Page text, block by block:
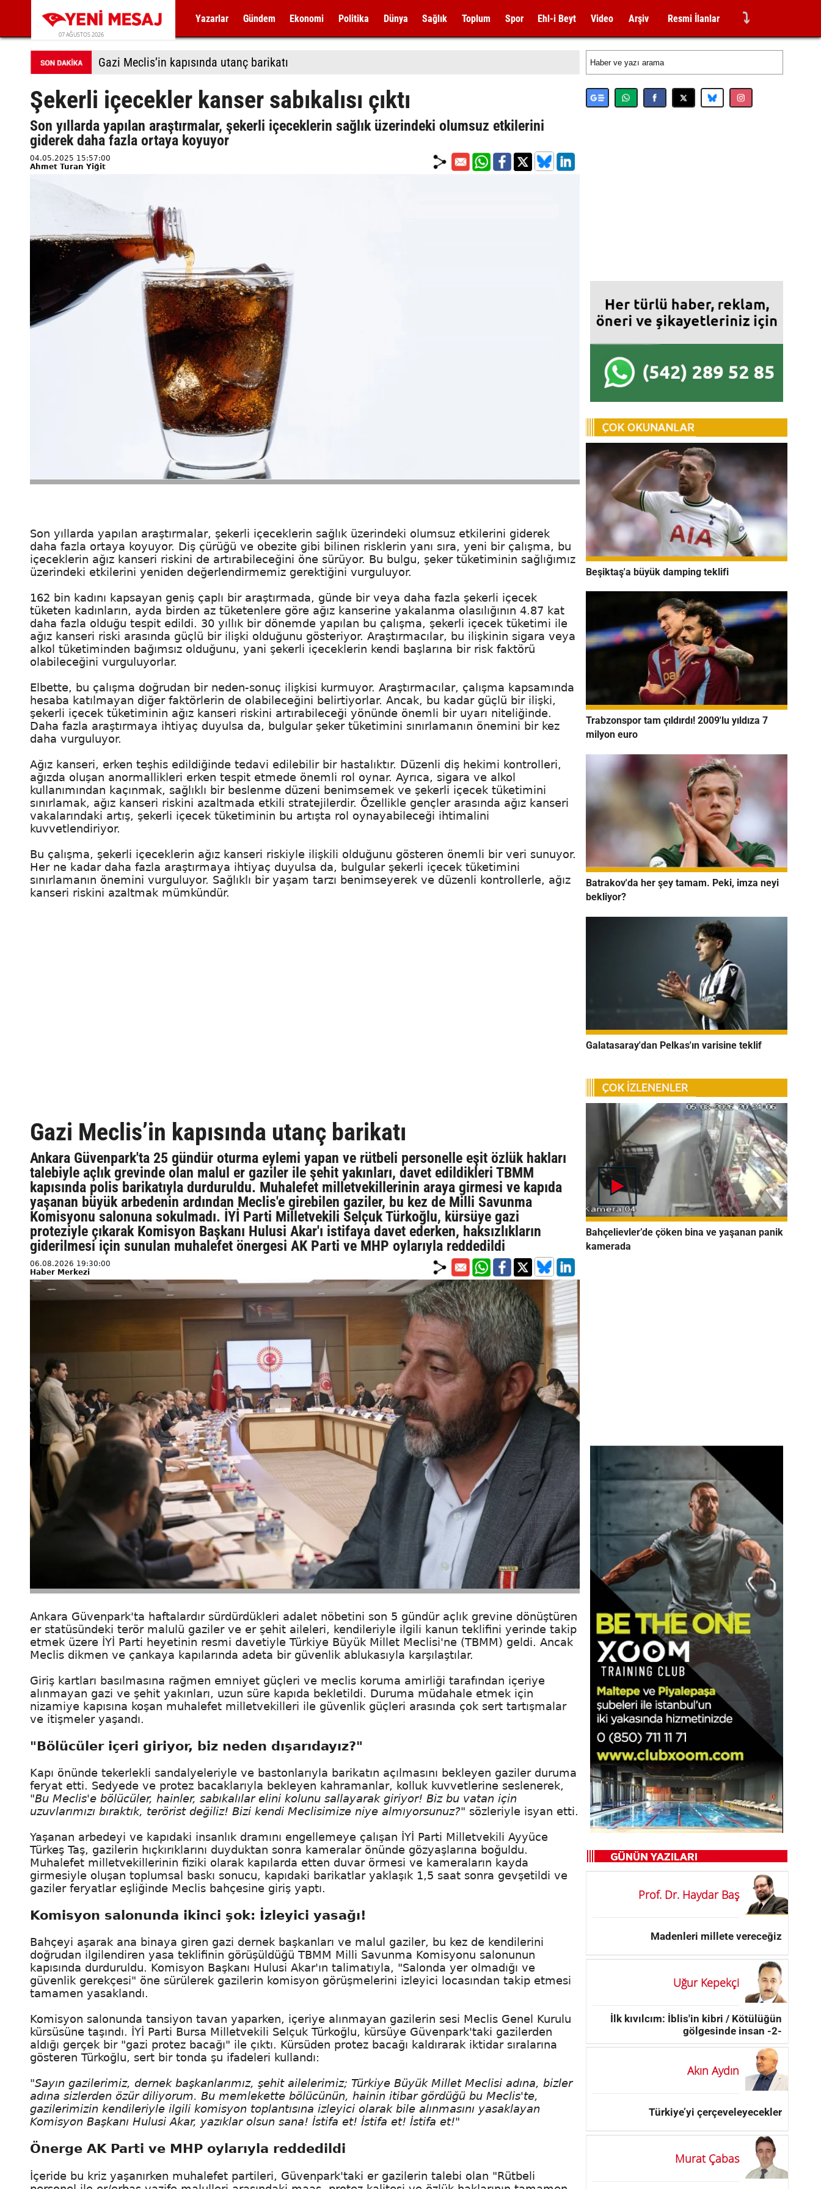
07 AĞUSTOS 2026
Yazarlar Gündem Ekonomi Politika Dünya Sağlık Toplum Spor Ehl-i Beyt Video Arşiv Resmi İlanlar ⤵
Gazi Meclis’in kapısında utanç barikatı
Şekerli içecekler kanser sabıkalısı çıktı
Son yıllarda yapılan araştırmalar, şekerli içeceklerin sağlık üzerindeki olumsuz etkilerini
giderek daha fazla ortaya koyuyor
04.05.2025 15:57:00
Ahmet Turan Yiğit
Son yıllarda yapılan araştırmalar, şekerli içeceklerin sağlık üzerindeki olumsuz etkilerini giderek
daha fazla ortaya koyuyor. Diş çürüğü ve obezite gibi bilinen risklerin yanı sıra, yeni bir çalışma, bu
içeceklerin ağız kanseri riskini de artırabileceğini öne sürüyor. Bu bulgu, şeker tüketiminin sağlığımız
üzerindeki etkilerini yeniden değerlendirmemiz gerektiğini vurguluyor.
162 bin kadını kapsayan geniş çaplı bir araştırmada, günde bir veya daha fazla şekerli içecek
tüketen kadınların, ayda birden az tüketenlere göre ağız kanserine yakalanma olasılığının 4.87 kat
daha fazla olduğu tespit edildi. 30 yıllık bir dönemde yapılan bu çalışma, şekerli içecek tüketimi ile
ağız kanseri riski arasında güçlü bir ilişki olduğunu gösteriyor. Araştırmacılar, bu ilişkinin sigara veya
alkol tüketiminden bağımsız olduğunu, yani şekerli içeceklerin kendi başlarına bir risk faktörü
olabileceğini vurguluyorlar.
Elbette, bu çalışma doğrudan bir neden-sonuç ilişkisi kurmuyor. Araştırmacılar, çalışma kapsamında
hesaba katılmayan diğer faktörlerin de olabileceğini belirtiyorlar. Ancak, bu kadar güçlü bir ilişki,
şekerli içecek tüketiminin ağız kanseri riskini artırabileceği yönünde önemli bir uyarı niteliğinde.
Daha fazla araştırmaya ihtiyaç duyulsa da, bulgular şeker tüketimini sınırlamanın önemini bir kez
daha vurguluyor.
Ağız kanseri, erken teşhis edildiğinde tedavi edilebilir bir hastalıktır. Düzenli diş hekimi kontrolleri,
ağızda oluşan anormallikleri erken tespit etmede önemli rol oynar. Ayrıca, sigara ve alkol
kullanımından kaçınmak, sağlıklı bir beslenme düzeni benimsemek ve şekerli içecek tüketimini
sınırlamak, ağız kanseri riskini azaltmada etkili stratejilerdir. Özellikle gençler arasında ağız kanseri
vakalarındaki artış, şekerli içecek tüketiminin bu artışta rol oynayabileceği ihtimalini
kuvvetlendiriyor.
Bu çalışma, şekerli içeceklerin ağız kanseri riskiyle ilişkili olduğunu gösteren önemli bir veri sunuyor.
Her ne kadar daha fazla araştırmaya ihtiyaç duyulsa da, bulgular şekerli içecek tüketimini
sınırlamanın önemini vurguluyor. Sağlıklı bir yaşam tarzı benimseyerek ve düzenli kontrollerle, ağız
kanseri riskini azaltmak mümkündür.
Gazi Meclis’in kapısında utanç barikatı
Ankara Güvenpark'ta 25 gündür oturma eylemi yapan ve rütbeli personelle eşit özlük hakları
talebiyle açlık grevinde olan malul er gaziler ile şehit yakınları, davet edildikleri TBMM
kapısında polis barikatıyla durduruldu. Muhalefet milletvekillerinin araya girmesi ve kapıda
yaşanan büyük arbedenin ardından Meclis'e girebilen gaziler, bu kez de Milli Savunma
Komisyonu salonuna sokulmadı. İYİ Parti Milletvekili Selçuk Türkoğlu, kürsüye gazi
proteziyle çıkarak Komisyon Başkanı Hulusi Akar'ı istifaya davet ederken, haksızlıkların
giderilmesi için sunulan muhalefet önergesi AK Parti ve MHP oylarıyla reddedildi
06.08.2026 19:30:00
Haber Merkezi
Ankara Güvenpark'ta haftalardır sürdürdükleri adalet nöbetini son 5 gündür açlık grevine dönüştüren
er statüsündeki terör malulü gaziler ve er şehit aileleri, kendileriyle ilgili kanun teklifini yerinde takip
etmek üzere İYİ Parti heyetinin resmi davetiyle Türkiye Büyük Millet Meclisi'ne (TBMM) geldi. Ancak
Meclis dikmen ve çankaya kapılarında adeta bir güvenlik ablukasıyla karşılaştılar.
Giriş kartları basılmasına rağmen emniyet güçleri ve meclis koruma amirliği tarafından içeriye
alınmayan gazi ve şehit yakınları, uzun süre kapıda bekletildi. Duruma müdahale etmek için
nizamiye kapısına koşan muhalefet milletvekilleri ile güvenlik güçleri arasında çok sert tartışmalar
ve itişmeler yaşandı.
"Bölücüler içeri giriyor, biz neden dışarıdayız?"
Kapı önünde tekerlekli sandalyeleriyle ve bastonlarıyla barikatın açılmasını bekleyen gaziler duruma
feryat etti. Sedyede ve protez bacaklarıyla bekleyen kahramanlar, kolluk kuvvetlerine seslenerek,
"Bu Meclis'e bölücüler, hainler, sabıkalılar elini kolunu sallayarak giriyor! Biz bu vatan için
uzuvlarımızı bıraktık, terörist değiliz! Bizi kendi Meclisimize niye almıyorsunuz?" sözleriyle isyan etti.
Yaşanan arbedeyi ve kapıdaki insanlık dramını engellemeye çalışan İYİ Parti Milletvekili Ayyüce
Türkeş Taş, gazilerin hıçkırıklarını duyduktan sonra kameralar önünde gözyaşlarına boğuldu.
Muhalefet milletvekillerinin fiziki olarak kapılarda etten duvar örmesi ve kameraların kayda
girmesiyle oluşan toplumsal baskı sonucu, kapıdaki barikatlar yaklaşık 1,5 saat sonra gevşetildi ve
gaziler feryatlar eşliğinde Meclis bahçesine giriş yaptı.
Komisyon salonunda ikinci şok: İzleyici yasağı!
Bahçeyi aşarak ana binaya giren gazi dernek başkanları ve malul gaziler, bu kez de kendilerini
doğrudan ilgilendiren yasa teklifinin görüşüldüğü TBMM Milli Savunma Komisyonu salonunun
kapısında durduruldu. Komisyon Başkanı Hulusi Akar'ın talimatıyla, "Salonda yer olmadığı ve
güvenlik gerekçesi" öne sürülerek gazilerin komisyon görüşmelerini izleyici locasından takip etmesi
tamamen yasaklandı.
Komisyon salonunda tansiyon tavan yaparken, içeriye alınmayan gazilerin sesi Meclis Genel Kurulu
kürsüsüne taşındı. İYİ Parti Bursa Milletvekili Selçuk Türkoğlu, kürsüye Güvenpark'taki gazilerden
aldığı gerçek bir "gazi protez bacağı" ile çıktı. Kürsüden protez bacağı kaldırarak iktidar sıralarına
gösteren Türkoğlu, sert bir tonda şu ifadeleri kullandı:
"Sayın gazilerimiz, dernek başkanlarımız, şehit ailelerimiz; Türkiye Büyük Millet Meclisi adına, bizler
adına sizlerden özür diliyorum. Bu memlekette bölücünün, hainin itibar gördüğü bu Meclis'te,
gazilerimizin kendileriyle ilgili komisyon toplantısına izleyici olarak bile alınmasını yasaklayan
Komisyon Başkanı Hulusi Akar, yazıklar olsun sana! İstifa et! İstifa et! İstifa et!"
Önerge AK Parti ve MHP oylarıyla reddedildi
İçeride bu kriz yaşanırken muhalefet partileri, Güvenpark'taki er gazilerin talebi olan "Rütbeli
Beşiktaş'a büyük damping teklifi
Trabzonspor tam çıldırdı! 2009'lu yıldıza 7
milyon euro
Batrakov'da her şey tamam. Peki, imza neyi
bekliyor?
Galatasaray'dan Pelkas'ın varisine teklif
Bahçelievler’de çöken bina ve yaşanan panik
kamerada
Prof. Dr. Haydar Baş
Madenleri millete vereceğiz
Uğur Kepekçi
İlk kıvılcım: İblis'in kibri / Kötülüğün
gölgesinde insan -2-
Akın Aydın
Türkiye’yi çerçeveleyecekler
Murat Çabas